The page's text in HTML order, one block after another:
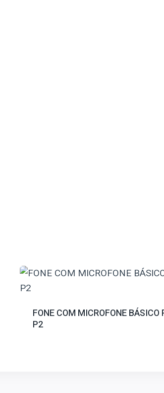
FONE COM MICROFONE BÁSICO
P2